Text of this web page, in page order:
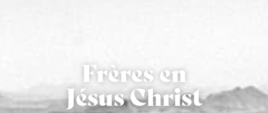
Frères en
Jésus Christ